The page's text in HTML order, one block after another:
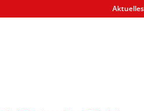
Aktuelles